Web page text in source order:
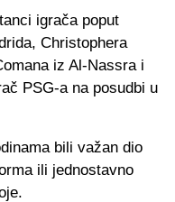
igrača poput
Christophera
iz Al-Nassra i
PSG-a na posudbi u
bili važan dio
ili jednostavno